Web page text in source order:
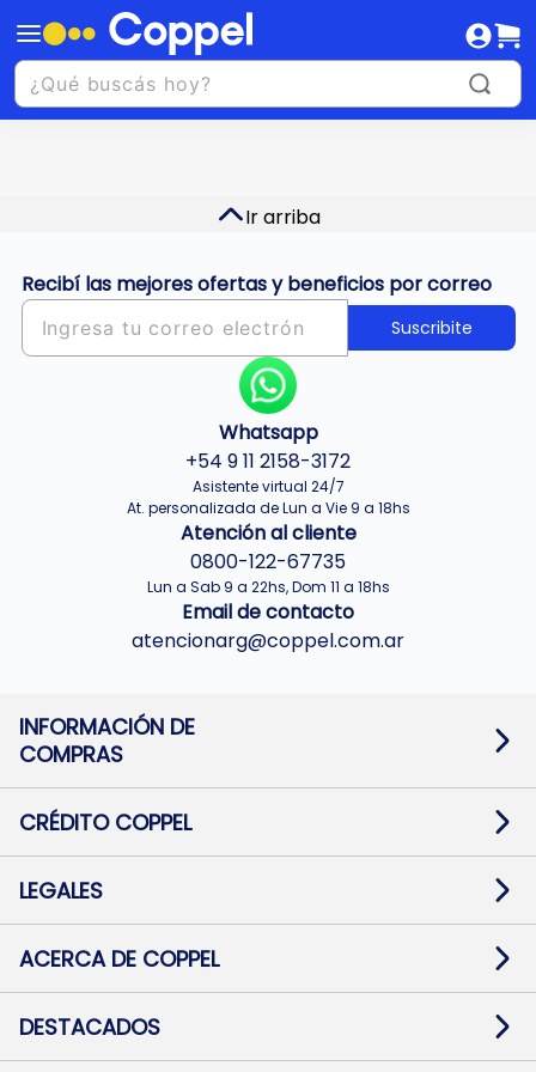
Ir arriba
Recibí las mejores ofertas y beneficios por correo
Suscribite
Whatsapp
+54 9 11 2158-3172
Asistente virtual 24/7
At. personalizada de Lun a Vie 9 a 18hs
Atención al cliente
0800-122-67735
Lun a Sab 9 a 22hs, Dom 11 a 18hs
Email de contacto
atencionarg@coppel.com.ar
INFORMACIÓN DE
COMPRAS
Términos y condiciones
Botón de arrepentimiento
Mapa de sitio
CRÉDITO COPPEL
Solicitar Crédito
Medios de Pago
Pago Fácil Online
LEGALES
Baja contratos
Defensa al consumidor CABA
ACERCA DE COPPEL
Trabajá con Nosotros
Preguntas Frecuentes
DESTACADOS